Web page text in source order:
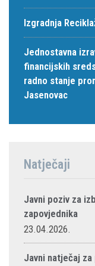
Izgradnja
Jednostavna
financijskih
radno stanje
Jasenovac
Natječaji
Javni poziv za
zapovjednika
23.04.2026.
Javni natječaj